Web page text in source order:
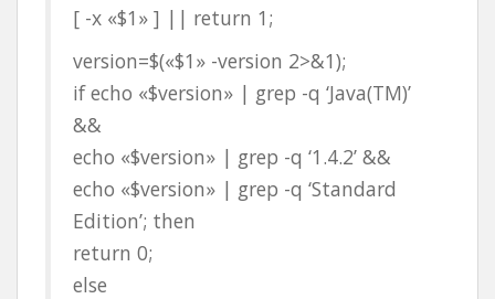
[ -x «$1» ] || return 1;
version=$(«$1» -version 2>&1);
if echo «$version» | grep -q ‘Java(TM)’
&&
echo «$version» | grep -q ‘1.4.2’ &&
echo «$version» | grep -q ‘Standard
Edition’; then
return 0;
else